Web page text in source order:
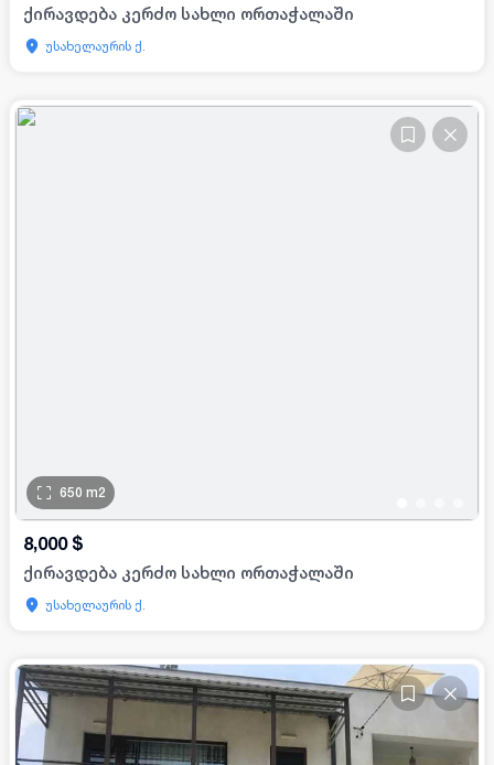
ქირავდება კერძო სახლი ორთაჭალაში
უსახელაურის ქ.
650 m2
8,000 $
ქირავდება კერძო სახლი ორთაჭალაში
უსახელაურის ქ.